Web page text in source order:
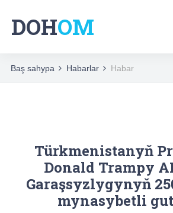
DOHOM
Baş sahypa Habarlar Habar
Türkmenistanyň
Donald Trampy
Garaşsyzlygynyň
mynasybetli